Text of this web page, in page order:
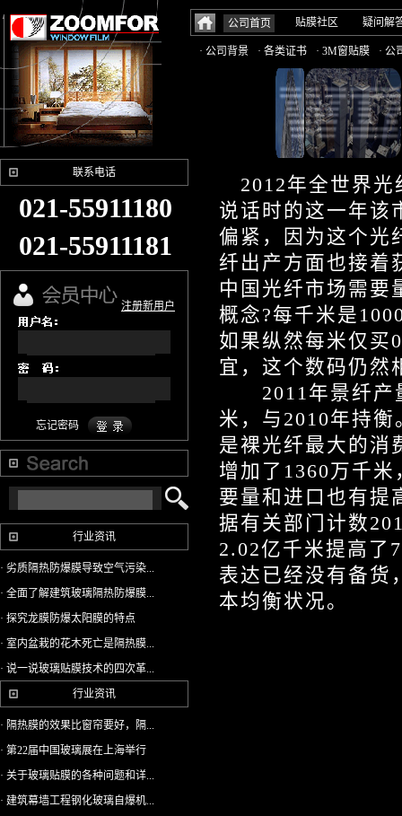
公司首页 贴膜社区 疑问解
· 公司背景 · 各类证书 · 3M窗贴膜 · 公
联系电话
021-55911180
021-55911181
注册新用户
忘记密码
行业资讯
· 劣质隔热防爆膜导致空气污染...
· 全面了解建筑玻璃隔热防爆膜...
· 探究龙膜防爆太阳膜的特点
· 室内盆栽的花木死亡是隔热膜...
· 说一说玻璃贴膜技术的四次革...
行业资讯
· 隔热膜的效果比窗帘要好，隔...
· 第22届中国玻璃展在上海举行
· 关于玻璃贴膜的各种问题和详...
· 建筑幕墙工程钢化玻璃自爆机...
2012年全世界光
说话时的这一年该
偏紧，因为这个光
纤出产方面也接着
中国光纤市场需要
概念?每千米是
如果纵然每米仅买
宜，这个数码仍然
2011年景纤产量
米，与2010年持
是裸光纤最大的消
增加了1360万千
要量和进口也有提
据有关部门计数
2.02亿千米提高了
表达已经没有备货
本均衡状况。